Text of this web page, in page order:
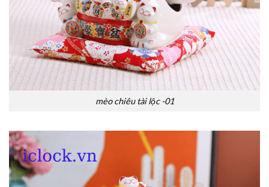
mèo chiêu tài lộc -01